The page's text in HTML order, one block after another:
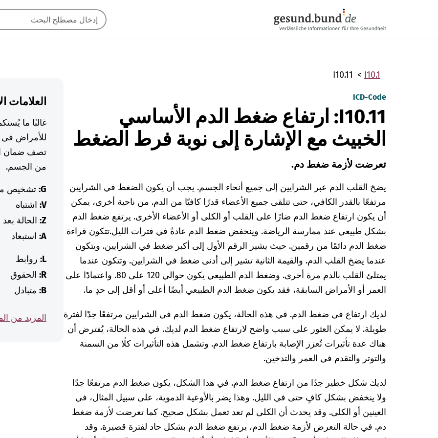
I10.1
I10.11
ICD-Code
I10.11: ارتفاع ضغط الدم الأساسي
الخبيث مع الإشارة إلى نوبة فرط الضغط
تعرضت لأزمة ضغط دم.
يضخ القلب الدم عبر الشرايين إلى جميع أنحاء الجسم. يجب أن يكون الضغط في الشرايين
مرتفعًا بالقدر الكافي، حتى تتلقى جميع الأعضاء قدرًا كافيًا من الدم. من ناحية أخرى، يمكن
أن يكون ارتفاع ضغط الدم ضارًا على القلب أو الكلى أو الأعضاء الأخرى. يرتفع ضغط الدم
بشكل طبيعي عند ممارسة الرياضة. وينخفض ضغط الدم عادةً في فترات الليل.تتكون قراءة
ضغط الدم دائمًا من رقمين. حيث يشير الرقم الأول إلى أكبر ضغط في الشرايين. ويتكون
عندما يضخ القلب الدم. والقيمة الثانية تشير إلى أدنى ضغط في الشرايين. وتتكون عندما
يمتلئ القلب بالدم مرة أخرى. وضغط الدم الطبيعي يكون حوالي 120 على 80. واعتمادًا على
العمر أو الأمراض السابقة، فقد يكون ضغط الدم الطبيعي أيضًا أعلى أو أقل إلى حدٍ ما.
لديك ارتفاع في ضغط الدم. في هذه الحالة، يكون ضغط الدم في الشرايين مرتفعًا جدًا لفترة
طويلة. لا يمكن العثور على سبب واضح لارتفاع ضغط الدم لديك. في هذه الحالة، يُفترض أن
هناك عدة تأثيرات تُعزز الإصابة بارتفاع ضغط الدم. وتشمل هذه التأثيرات كلًا من السمنة
والتوتر والتقدم في العمر والتدخين.
لديك شكل خطير جدًا من ارتفاع ضغط الدم. في هذا الشكل، يكون ضغط الدم مرتفعًا جدًا
ولا ينخفض ​​بشكل كافٍ حتى في الليل. وهذا يضر بالأوعية الدموية، على سبيل المثال، في
العينين أو الكلى. وقد يحدث أن الكلى لم تعد تعمل بشكل صحيح. كما تعرضت لأزمة ضغط
دم. في حالة التعرض لأزمة ضغط الدم، يرتفع ضغط الدم بشكل حاد لفترة قصيرة. وقد
العلامات
غالبًا ما
للأمراض في
تصف ضمان
من الجسم.
G: تشخيص
V: اشتباه
Z: الحالة بعد
A: استبعاد
L: روابط
R: الحقوق
B: متبادل
المزيد من